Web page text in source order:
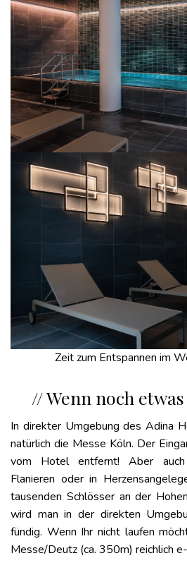
Zeit zum Entspannen im
// Wenn noch
In direkter Umgebung des Adina
natürlich die Messe Köln. Der
vom Hotel entfernt! Aber
Flanieren oder in
tausenden Schlösser an der
wird man in der direkten
fündig. Wenn Ihr nicht laufen
Messe/Deutz (ca. 350m) reichlich